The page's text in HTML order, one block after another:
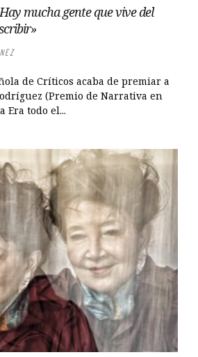
mucha gente que vive del
de Críticos acaba de premiar a
(Premio de Narrativa en
Era todo el...